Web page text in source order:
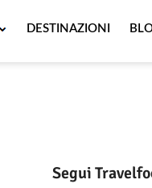
DESTINAZIONI
Segui